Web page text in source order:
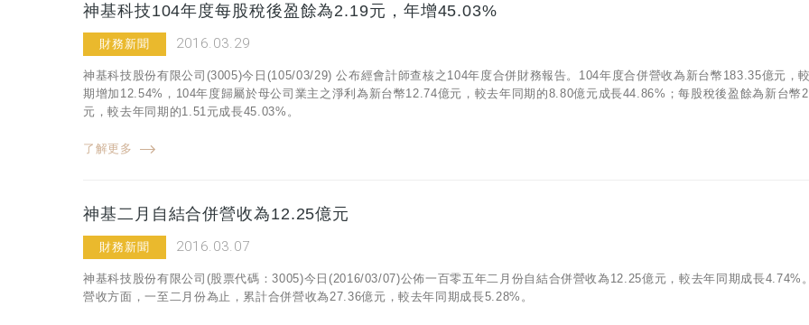
神基科技104年度每股稅後盈餘為2.19元，年增45.03%
財務新聞 2016.03.29
神基科技股份有限公司(3005)今日(105/03/29) 公布經會計師查核之104年度合併財務報告。104年度合併營收為新台幣183.35億元，
期增加12.54%，104年度歸屬於母公司業主之淨利為新台幣12.74億元，較去年同期的8.80億元成長44.86%；每股稅後盈餘為新台幣
元，較去年同期的1.51元成長45.03%。
了解更多
神基二月自結合併營收為12.25億元
財務新聞 2016.03.07
神基科技股份有限公司(股票代碼：3005)今日(2016/03/07)公佈一百零五年二月份自結合併營收為12.25億元，較去年同期成長4.74%
營收方面，一至二月份為止，累計合併營收為27.36億元，較去年同期成長5.28%。